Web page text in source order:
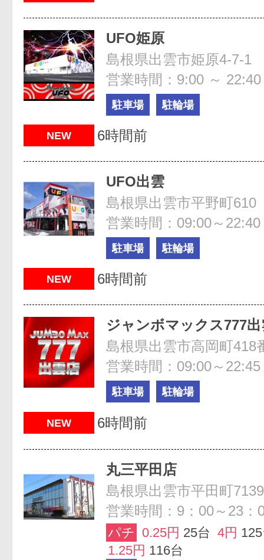
UFO姫原
島根県出雲市姫原4-7-1
営業時間：9:00 ～ 22:40
駐車場 駐輪場
NEW 6時間前
UFO出雲
島根県出雲市平野町610
営業時間：09:00～22:40
駐車場 駐輪場
NEW 6時間前
ジャンボマックス777出
島根県出雲市高岡町418
営業時間：09:00～22:45
駐車場 駐輪場
NEW 6時間前
丸三平田店
島根県出雲市平田町7139
営業時間：9：00～23：
パチ 0.25円 25台 4円
1.25円 116台